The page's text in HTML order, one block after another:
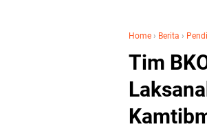
Home › Berita ›
Tim